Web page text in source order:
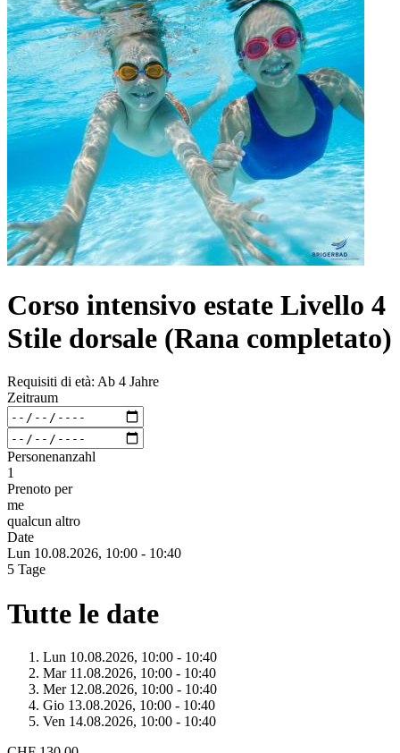
Corso intensivo estate Livello 4
Stile dorsale (Rana completato)
Requisiti di età: Ab 4 Jahre
Zeitraum
Personenanzahl
1
Prenoto per
me
qualcun altro
Date
Lun 10.08.2026, 10:00 - 10:40
5 Tage
Tutte le date
Lun 10.08.2026, 10:00 - 10:40
Mar 11.08.2026, 10:00 - 10:40
Mer 12.08.2026, 10:00 - 10:40
Gio 13.08.2026, 10:00 - 10:40
Ven 14.08.2026, 10:00 - 10:40